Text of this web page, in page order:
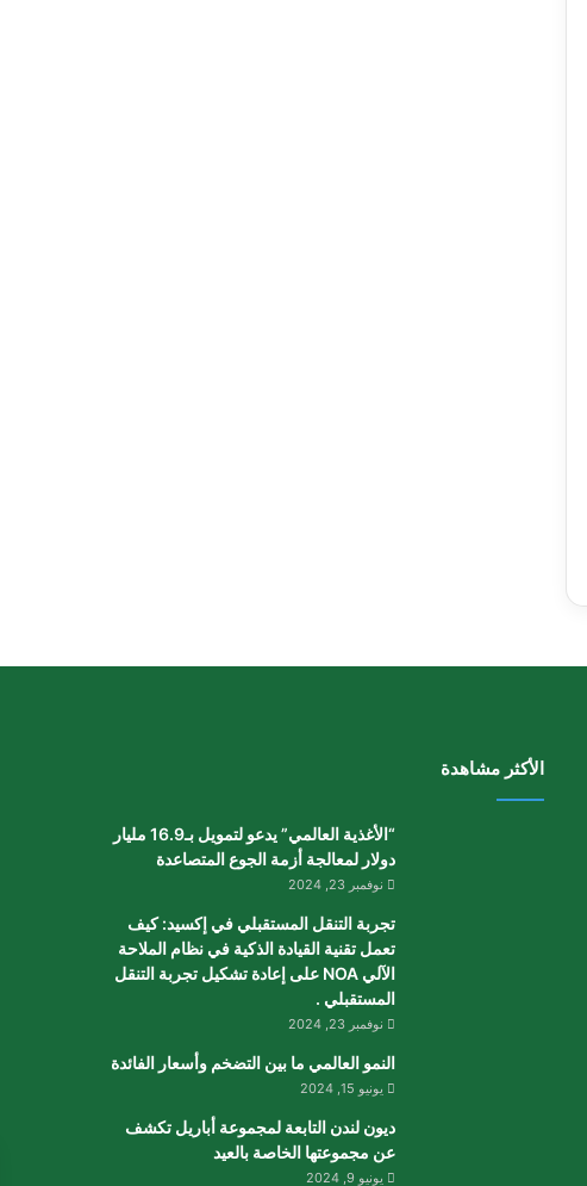
الأكثر مشاهدة
“الأغذية العالمي” يدعو لتمويل بـ16.9 مليار
دولار لمعالجة أزمة الجوع المتصاعدة
نوفمبر 23, 2024
تجربة التنقل المستقبلي في إكسيد: كيف
تعمل تقنية القيادة الذكية في نظام الملاحة
الآلي NOA على إعادة تشكيل تجربة التنقل
المستقبلي .
نوفمبر 23, 2024
النمو العالمي ما بين التضخم وأسعار الفائدة
يونيو 15, 2024
ديون لندن التابعة لمجموعة أباريل تكشف
عن مجموعتها الخاصة بالعيد
يونيو 9, 2024